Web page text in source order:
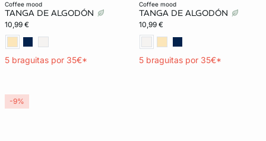
coffee mood
TANGA DE ALGODÓN
10,99 €
5 braguitas por 35€*
coffee mood
TANGA DE ALGODÓN
10,99 €
5 braguitas por 35€*
-9%